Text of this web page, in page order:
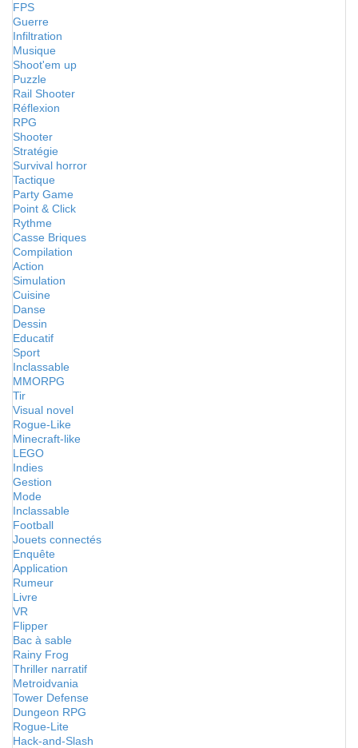
FPS
Guerre
Infiltration
Musique
Shoot'em up
Puzzle
Rail Shooter
Réflexion
RPG
Shooter
Stratégie
Survival horror
Tactique
Party Game
Point & Click
Rythme
Casse Briques
Compilation
Action
Simulation
Cuisine
Danse
Dessin
Educatif
Sport
Inclassable
MMORPG
Tir
Visual novel
Rogue-Like
Minecraft-like
LEGO
Indies
Gestion
Mode
Inclassable
Football
Jouets connectés
Enquête
Application
Rumeur
Livre
VR
Flipper
Bac à sable
Rainy Frog
Thriller narratif
Metroidvania
Tower Defense
Dungeon RPG
Rogue-Lite
Hack-and-Slash